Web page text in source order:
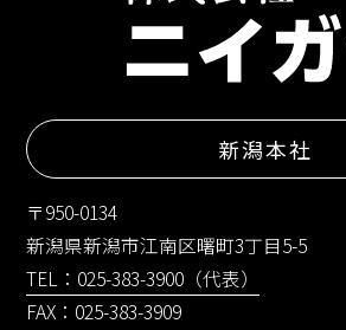
新潟本社
〒950-0134
新潟県新潟市江南区曙町3丁目5-5
TEL：025-383-3900（代表）
FAX：025-383-3909